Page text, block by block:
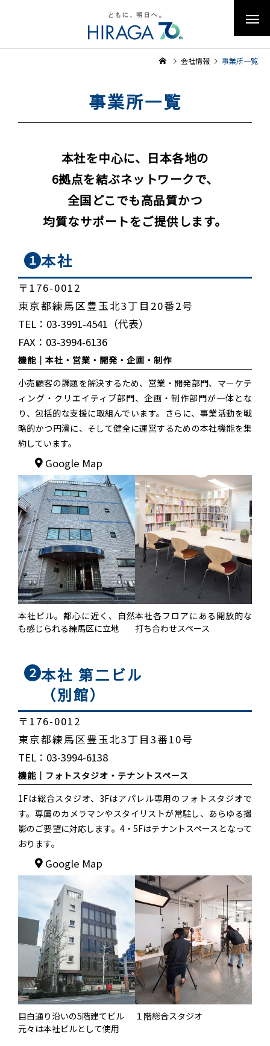
会社情報 事業所一覧
事業所一覧
本社を中心に、日本各地の
6拠点を結ぶネットワークで、
全国どこでも高品質かつ
均質なサポートをご提供します。
１ 本社
〒176-0012
東京都練馬区豊玉北3丁目20番2号
TEL：03-3991-4541（代表）
FAX：03-3994-6136
機能｜ 本社・営業・開発・企画・制作
小売顧客の課題を解決するため、営業・開発部門、マーケテ
ィング・クリエイティブ部門、企画・制作部門が一体とな
り、包括的な支援に取組んでいます。さらに、事業活動を戦
略的かつ円滑に、そして健全に運営するための本社機能を集
約しています。
Google Map
本社ビル。都心に近く、自然
も感じられる練馬区に立地
本社各フロアにある開放的な
打ち合わせスペース
２ 本社 第二ビル
（別館）
〒176-0012
東京都練馬区豊玉北3丁目3番10号
TEL：03-3994-6138
機能｜ フォトスタジオ・テナントスペース
1Fは総合スタジオ、3Fはアパレル専用のフォトスタジオで
す。専属のカメラマンやスタイリストが常駐し、あらゆる撮
影のご要望に対応します。4・5Fはテナントスペースとなって
おります。
Google Map
目白通り沿いの5階建てビル
元々は本社ビルとして使用
１階総合スタジオ